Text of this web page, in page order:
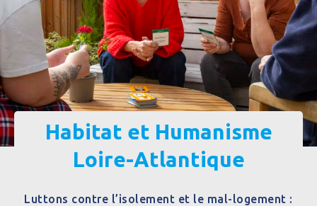
Habitat et Humanisme
Loire-Atlantique
Luttons contre l’isolement et le mal-logement :